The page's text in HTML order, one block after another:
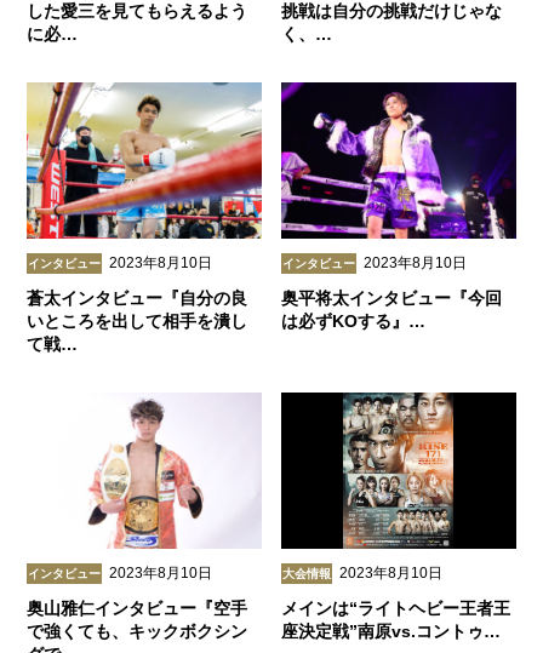
した愛三を見てもらえるよう
に必…
挑戦は自分の挑戦だけじゃな
く、…
インタビュー 2023年8月10日
蒼太インタビュー『自分の良
いところを出して相手を潰し
て戦…
インタビュー 2023年8月10日
奥平将太インタビュー『今回
は必ずKOする』…
インタビュー 2023年8月10日
奥山雅仁インタビュー『空手
で強くても、キックボクシン
大会情報 2023年8月10日
メインは“ライトヘビー王者王
座決定戦”南原vs.コントゥ…